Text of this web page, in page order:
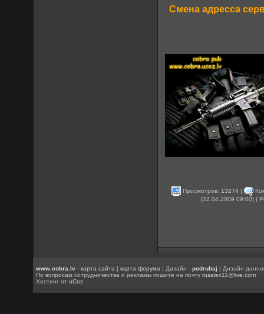
Смена адресса
Просмотров: 13274 |
[22.04.2009 09:00] |
www.cobra.lv -карта сайта |карта форума | Дизайн -podrubaj | Дизайн
По вопросам сотрудничества и рекламы пишите на почтуrusalex11@live.com
Хостинг отuCoz